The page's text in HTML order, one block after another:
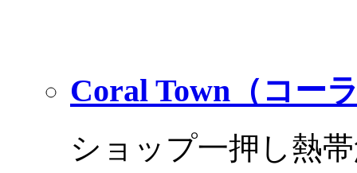
Coral Town（コー
ショップ一押し熱